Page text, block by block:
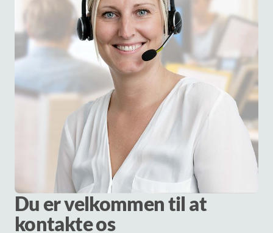
Du er velkommen til at
kontakte os